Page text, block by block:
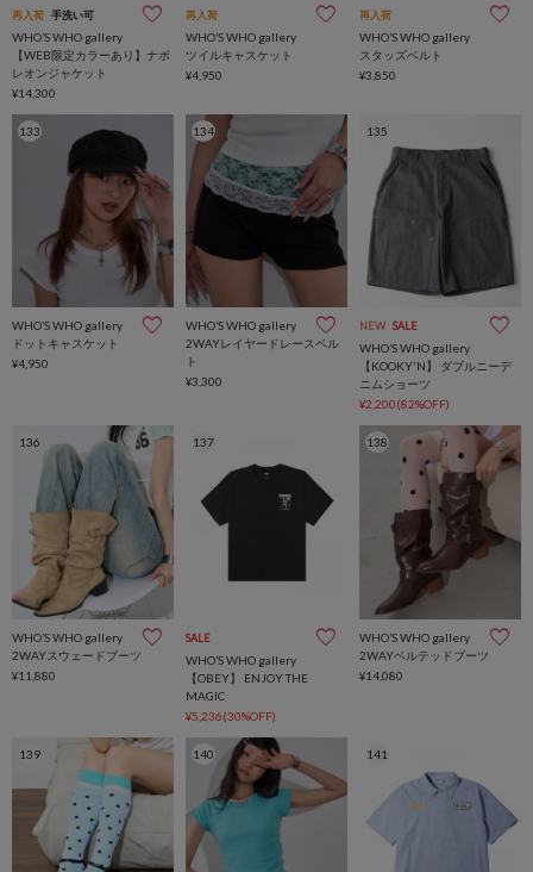
再入荷 手洗い可
WHO’S WHO gallery
【WEB限定カラーあり】ナポ
レオンジャケット
¥14,300
再入荷
WHO’S WHO gallery
ツイルキャスケット
¥4,950
再入荷
WHO’S WHO gallery
スタッズベルト
¥3,850
133
WHO’S WHO gallery
ドットキャスケット
¥4,950
134
WHO’S WHO gallery
2WAYレイヤードレースベル
ト
¥3,300
135
NEW SALE
WHO’S WHO gallery
【KOOKY'N】 ダブルニーデ
ニムショーツ
¥2,200(82%OFF)
136
WHO’S WHO gallery
2WAYスウェードブーツ
¥11,880
137
SALE
WHO’S WHO gallery
【OBEY】 ENJOY THE
MAGIC
¥5,236(30%OFF)
138
WHO’S WHO gallery
2WAYベルテッドブーツ
¥14,080
139 140 141